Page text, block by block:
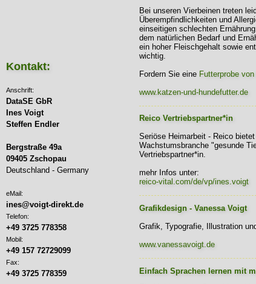
Bei unseren Vierbeinen treten
Überempfindlichkeiten und
einseitigen schlechten
dem natürlichen Bedarf und
ein hoher Fleischgehalt sowie
wichtig.
Fordern Sie eine Futterprobe
www.katzen-und-hundefutter.de
Reico Vertriebspartner*in
Seriöse Heimarbeit - Reico
Wachstumsbranche "gesunde
Vertriebspartner*in.
mehr Infos unter:
reico-vital.com/de/vp/ines.voigt
Grafikdesign - Vanessa Voigt
Grafik, Typografie, Illustration
www.vanessavoigt.de
Einfach Sprachen lernen mit
Kontakt:
Anschrift:
DataSE GbR
Ines Voigt
Steffen Endler
Bergstraße 49a
09405 Zschopau
Deutschland - Germany
eMail:
ines@voigt-direkt.de
Telefon:
+49 3725 778358
Mobil:
+49 157 72729099
Fax:
+49 3725 778359